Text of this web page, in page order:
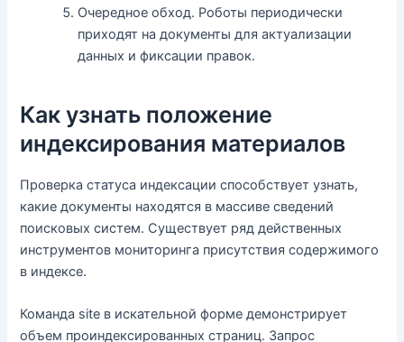
Очередное обход. Роботы периодически
приходят на документы для актуализации
данных и фиксации правок.
Как узнать положение
индексирования материалов
Проверка статуса индексации способствует узнать,
какие документы находятся в массиве сведений
поисковых систем. Существует ряд действенных
инструментов мониторинга присутствия содержимого
в индексе.
Команда site в искательной форме демонстрирует
объем проиндексированных страниц. Запрос